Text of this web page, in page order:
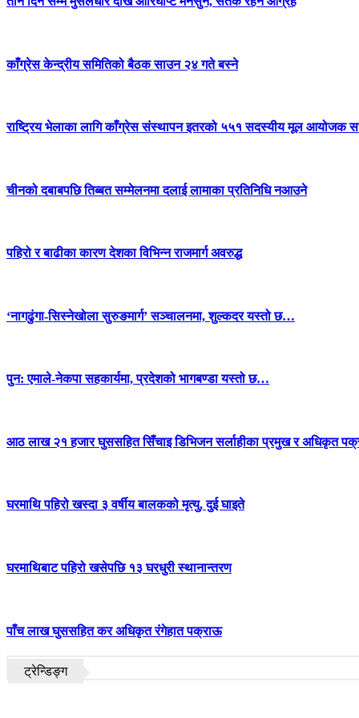
काँग्रेस केन्द्रीय समितिको बैठक साउन २४ गते बस्ने
राष्ट्रिय भेलाका लागि काँग्रेस संस्थापन इतरको ५५१ सदस्यीय मूल आयोजक
चीनको दबाबपछि तिब्बत सम्मेलनमा दलाई लामाका प्रतिनिधि नआउने
पहिरो र बाढीका कारण देशका विभिन्न राजमार्ग अवरुद्ध
‘नागढुंगा-सिस्नेखोला सुरुङमार्ग’ सञ्चालनमा, शुल्कदर यस्तो छ…
पुन: एमाले-नेकपा सहकार्यमा, प्रदेशको भागबण्डा यस्तो छ…
आठ लाख २१ हजार घुससहित सिँचाइ डिभिजन सर्लाहीका प्रमुख र अधिकृत
घरमाथि पहिरो खस्दा ३ वर्षीय बालकको मृत्यु, दुई घाइते
घरमाथिबाट पहिरो खसेपछि १३ घरधुरी स्थानान्तरण
पाँच लाख घुससहित कर अधिकृत रंगेहात पक्राऊ
ट्रेन्डिङ्ग